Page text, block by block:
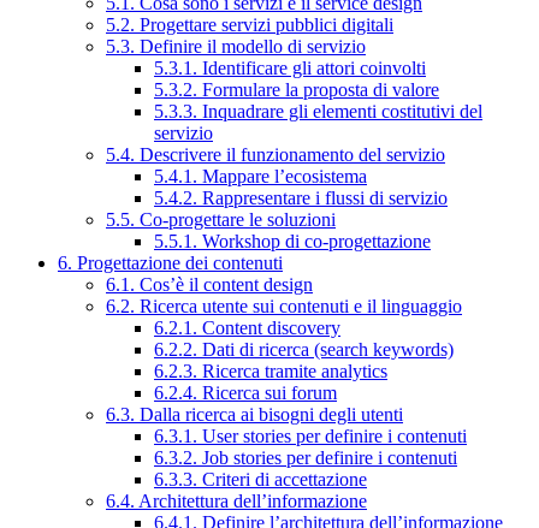
5.2. Progettare servizi pubblici digitali
5.3. Definire il modello di servizio
5.3.1. Identificare gli attori coinvolti
5.3.2. Formulare la proposta di valore
5.3.3. Inquadrare gli elementi costitutivi del
servizio
5.4. Descrivere il funzionamento del servizio
5.4.1. Mappare l’ecosistema
5.4.2. Rappresentare i flussi di servizio
5.5. Co-progettare le soluzioni
5.5.1. Workshop di co-progettazione
6. Progettazione dei contenuti
6.1. Cos’è il content design
6.2. Ricerca utente sui contenuti e il linguaggio
6.2.1. Content discovery
6.2.2. Dati di ricerca (search keywords)
6.2.3. Ricerca tramite analytics
6.2.4. Ricerca sui forum
6.3. Dalla ricerca ai bisogni degli utenti
6.3.1. User stories per definire i contenuti
6.3.2. Job stories per definire i contenuti
6.3.3. Criteri di accettazione
6.4. Architettura dell’informazione
6.4.1. Definire l’architettura dell’informazione